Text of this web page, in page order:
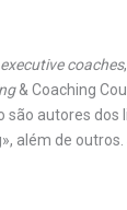
executive coaches,
& Coaching
são autores dos
além de